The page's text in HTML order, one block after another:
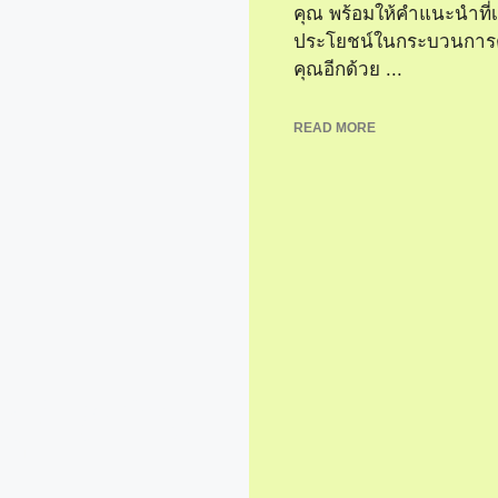
คุณ พร้อมให้คำแนะนำที่
ประโยชน์ในกระบวนกา
คุณอีกด้วย ...
READ MORE